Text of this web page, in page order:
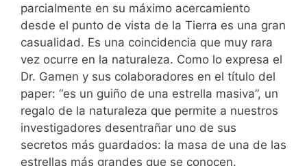
parcialmente en su máximo acercamiento
desde el punto de vista de la Tierra es una gran
casualidad. Es una coincidencia que muy rara
vez ocurre en la naturaleza. Como lo expresa el
Dr. Gamen y sus colaboradores en el título del
paper: “es un guiño de una estrella masiva”, un
regalo de la naturaleza que permite a nuestros
investigadores desentrañar uno de sus
secretos más guardados: la masa de una de las
estrellas más grandes que se conocen.